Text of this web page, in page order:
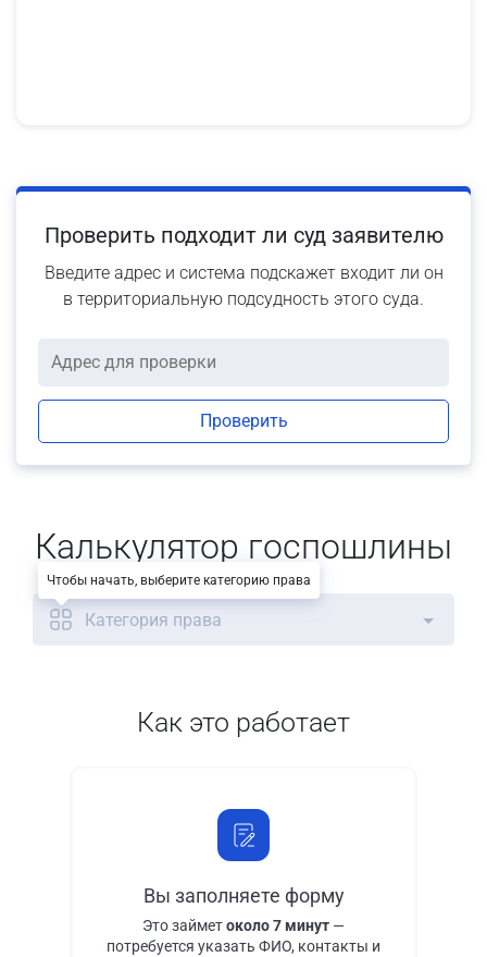
Проверить подходит ли суд заявителю
Введите адрес и система подскажет входит ли он
в территориальную подсудность этого суда.
Проверить
Калькулятор госпошлины
Категория права
Как это работает
Вы заполняете форму
Это займетоколо 7 минут —
потребуется указать ФИО, контакты и
Чтобы начать, выберите категорию права